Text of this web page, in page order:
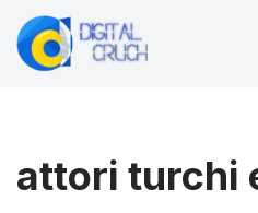
Vai
attori turchi